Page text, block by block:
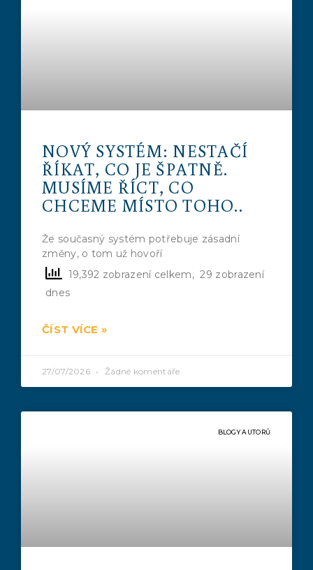
NOVÝ SYSTÉM: NESTAČÍ
ŘÍKAT, CO JE ŠPATNĚ.
MUSÍME ŘÍCT, CO
CHCEME MÍSTO TOHO..
Že současný systém potřebuje zásadní
změny, o tom už hovoří
19,392 zobrazení celkem, 29 zobrazení
dnes
ČÍST VÍCE »
27/07/2026 Žádné komentáře
BLOGY AUTORŮ